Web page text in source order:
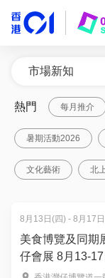
熱門 每月推介
暑期活動2026
文化藝術 北
8月13日(四) - 8月17
美食博覽及同期
仔會展 8月13-17